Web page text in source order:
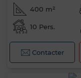
400 m²
10 Pers.
Contacter